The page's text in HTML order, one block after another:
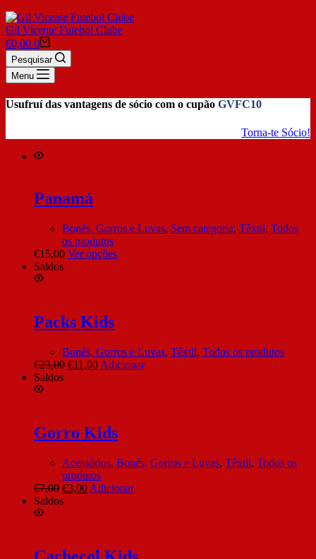
Gil Vicente Futebol Clube
€0,00 0
Pesquisar
Menu
Usufruí das vantagens de sócio com o cupão GVFC10
Torna-te Sócio!
Panamá
Bonés, Gorros e Luvas, Sem categoria, Têxtil, Todos
os produtos
€15,00 Ver opções
Saldos
Packs Kids
Bonés, Gorros e Luvas, Têxtil, Todos os produtos
€23,00 €11,00 Adicionar
Saldos
Gorro Kids
Acessórios, Bonés, Gorros e Luvas, Têxtil, Todos os
produtos
€7,00 €3,00 Adicionar
Saldos